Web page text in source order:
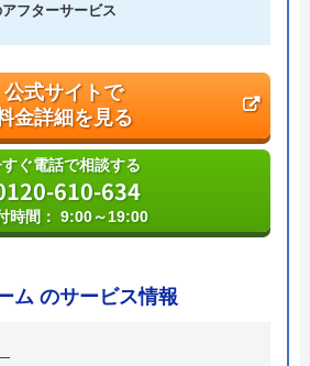
フターサービス
公式サイトで
金詳細を見る
ぐ電話で相談する
610-634
時間： 9:00～19:00
ム のサービス情報